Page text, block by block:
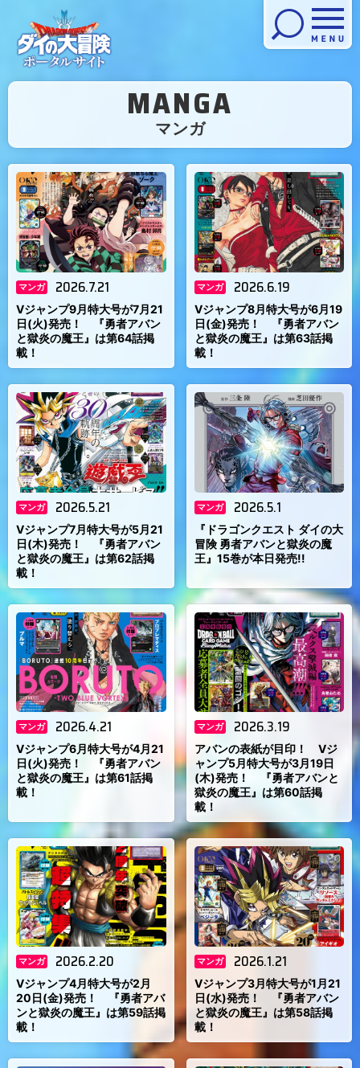
MANGA
マンガ
）
マンガ 2026.7.21
Vジャンプ9月特大号が7月21
日(火)発売！ 『勇者アバン
と獄炎の魔王』は第64話掲
載！
マンガ 2026.6.19
Vジャンプ8月特大号が6月19
日(金)発売！ 『勇者アバン
と獄炎の魔王』は第63話掲
載！
マンガ 2026.5.21
Vジャンプ7月特大号が5月21
日(木)発売！ 『勇者アバン
と獄炎の魔王』は第62話掲
載！
マンガ 2026.5.1
『ドラゴンクエスト ダイの大
冒険 勇者アバンと獄炎の魔
王』15巻が本日発売!!
マンガ 2026.4.21
Vジャンプ6月特大号が4月21
日(火)発売！ 『勇者アバン
と獄炎の魔王』は第61話掲
載！
マンガ 2026.3.19
アバンの表紙が目印！ Vジ
ャンプ5月特大号が3月19日
(木)発売！ 『勇者アバンと
獄炎の魔王』は第60話掲
載！
マンガ 2026.2.20
Vジャンプ4月特大号が2月
20日(金)発売！ 『勇者アバ
ンと獄炎の魔王』は第59話掲
載！
マンガ 2026.1.21
Vジャンプ3月特大号が1月21
日(水)発売！ 『勇者アバン
と獄炎の魔王』は第58話掲
載！